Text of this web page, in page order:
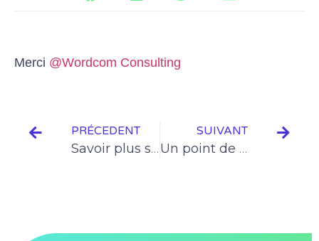
Merci @Wordcom Consulting
PRÉCEDENT
Savoir plus sur les Huiles Moteurs
SUIVANT
Un point de rencontre entre l’offre et la demande